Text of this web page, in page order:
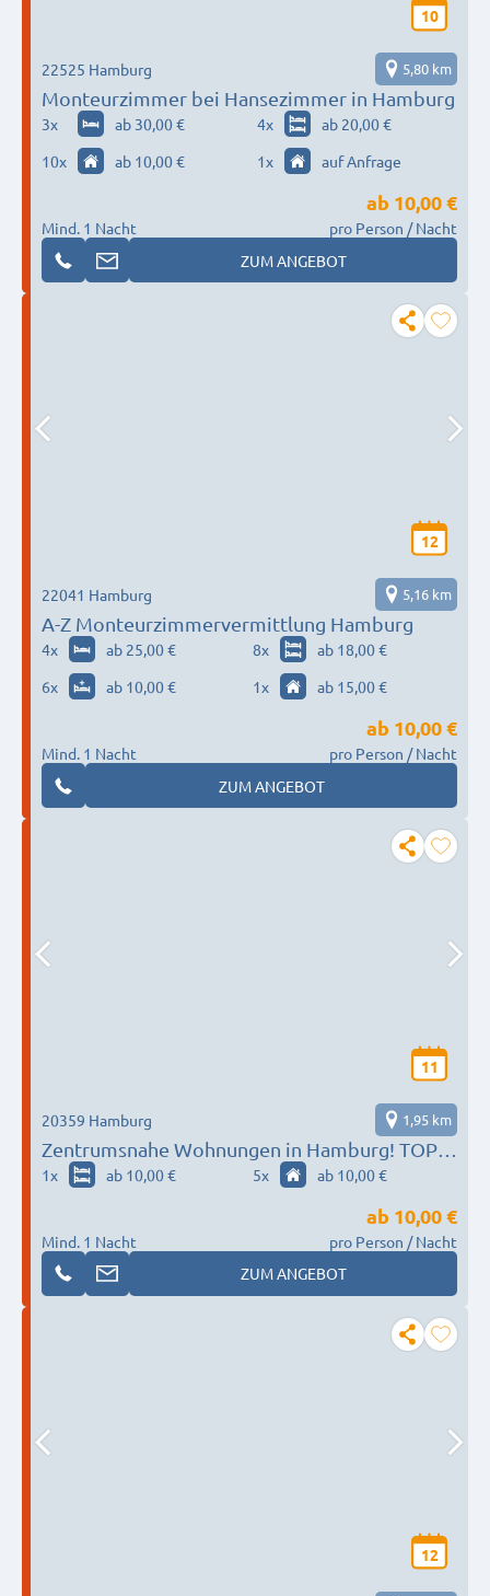
10
Monteurzimmer bei Hansezimmer in Hamburg
22525 Hamburg 5,80 km
3x ab 30,00 € 4x
ab 20,00 €
10x ab 10,00 € 1x auf Anfrage
Mind. 1 Nacht
ab 10,00 €
pro Person / Nacht
ZUM ANGEBOT
12
A-Z Monteurzimmervermittlung Hamburg
22041 Hamburg 5,16 km
4x ab 25,00 € 8x
ab 18,00 €
6x ab 10,00 € 1x ab 15,00 €
Mind. 1 Nacht
ab 10,00 €
pro Person / Nacht
ZUM ANGEBOT
11
Zentrumsnahe Wohnungen in Hamburg! TOP-
LAGE!!!
20359 Hamburg 1,95 km
1x ab 10,00 € 5x ab 10,00 €
Mind. 1 Nacht
ab 10,00 €
pro Person / Nacht
ZUM ANGEBOT
12